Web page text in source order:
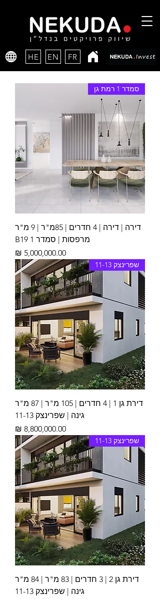
HE EN FR
סמדר 1 רמת גן
דירה | דירה | 4 חדרים | 85מ"ר | 9 מ"ר
מרפסות | סמדר 1 B19
מחיר
שפרינצק 11-13
דירת גן 1 | 4 חדרים | 105 מ"ר | 87 מ"ר
גינה | שפרינצק 11-13
מחיר
שפרינצק 11-13
דירת גן 2 | 3 חדרים | 83 מ"ר | 84 מ"ר
גינה | שפרינצק 11-13